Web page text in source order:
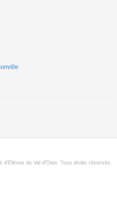
du Val d'Oise. Tous droits réservés.